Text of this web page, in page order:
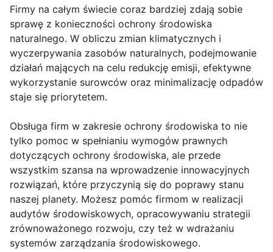
Firmy na całym świecie coraz bardziej zdają sobie
sprawę z konieczności ochrony środowiska
naturalnego. W obliczu zmian klimatycznych i
wyczerpywania zasobów naturalnych, podejmowanie
działań mających na celu redukcję emisji, efektywne
wykorzystanie surowców oraz minimalizację odpadów
staje się priorytetem.
Obsługa firm w zakresie ochrony środowiska to nie
tylko pomoc w spełnianiu wymogów prawnych
dotyczących ochrony środowiska, ale przede
wszystkim szansa na wprowadzenie innowacyjnych
rozwiązań, które przyczynią się do poprawy stanu
naszej planety. Możesz pomóc firmom w realizacji
audytów środowiskowych, opracowywaniu strategii
zrównoważonego rozwoju, czy też w wdrażaniu
systemów zarządzania środowiskowego.